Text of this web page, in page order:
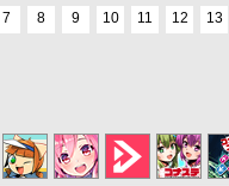
7 8 9 10 11 12
13